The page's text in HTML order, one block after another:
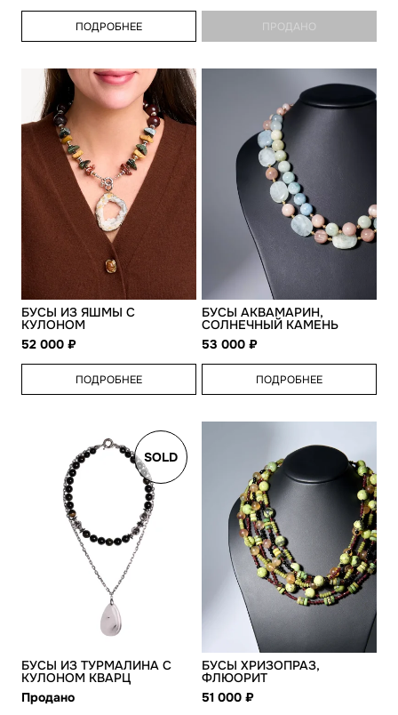
ПОДРОБНЕЕ ПРОДАНО
БУСЫ ИЗ ЯШМЫ С
КУЛОНОМ
52 000
ПОДРОБНЕЕ
БУСЫ АКВАМАРИН,
СОЛНЕЧНЫЙ КАМЕНЬ
53 000
ПОДРОБНЕЕ
SOLD
БУСЫ ИЗ ТУРМАЛИНА С
КУЛОНОМ КВАРЦ
Продано
БУСЫ ХРИЗОПРАЗ,
ФЛЮОРИТ
51 000